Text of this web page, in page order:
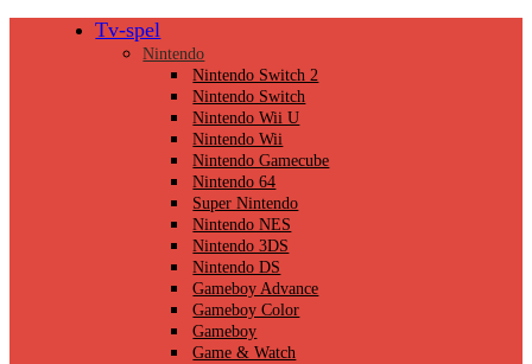
Tv-spel
Nintendo
Nintendo Switch 2
Nintendo Switch
Nintendo Wii U
Nintendo Wii
Nintendo Gamecube
Nintendo 64
Super Nintendo
Nintendo NES
Nintendo 3DS
Nintendo DS
Gameboy Advance
Gameboy Color
Gameboy
Game & Watch